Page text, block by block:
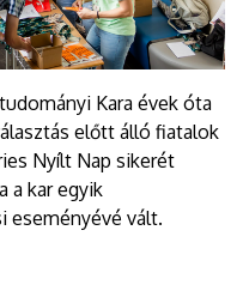
Kara évek óta
előtt álló fiatalok
Nyílt Nap sikerét
a kar egyik
eseményévé vált.